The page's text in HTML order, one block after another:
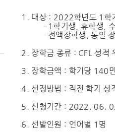
1. 대상 : 2022학년도 1학
- 1학기생, 휴학생, 수
- 전액장학생, 동일 장
2. 장학금 종류 : CFL 성적
3. 장학금액 : 학기당 140
4. 선정방법 : 직전 학기 성
5. 신청기간 : 2022. 06.
6. 선발인원 : 언어별 1명